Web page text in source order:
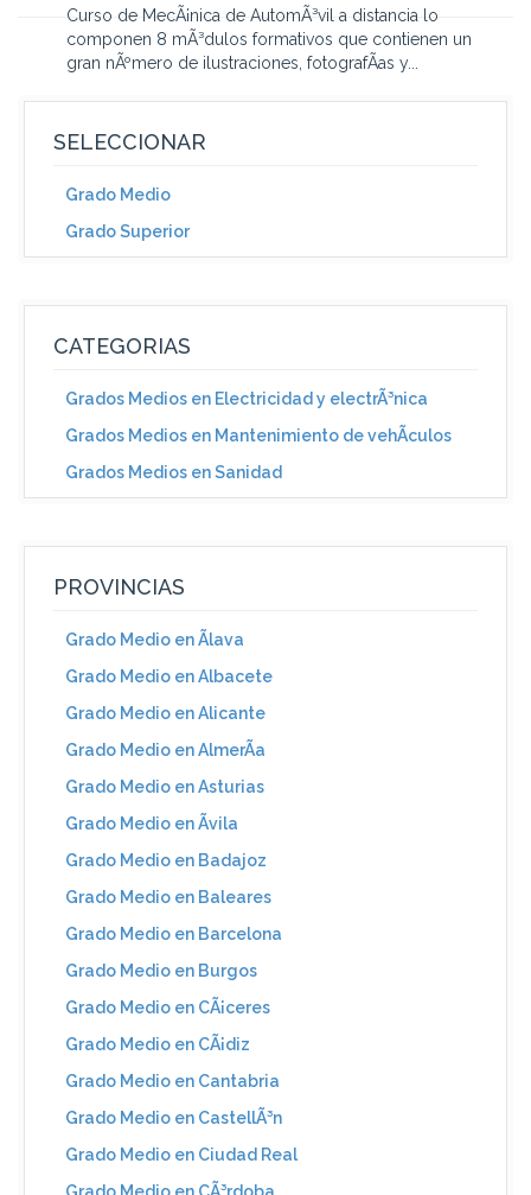
Curso de MecÃ¡nica de AutomÃ³vil a distancia lo
componen 8 mÃ³dulos formativos que contienen un
gran nÃºmero de ilustraciones, fotografÃ­as y...
SELECCIONAR
Grado Medio
Grado Superior
CATEGORIAS
Grados Medios en Electricidad y electrÃ³nica
Grados Medios en Mantenimiento de vehÃ­culos
Grados Medios en Sanidad
PROVINCIAS
Grado Medio en Ãlava
Grado Medio en Albacete
Grado Medio en Alicante
Grado Medio en AlmerÃ­a
Grado Medio en Asturias
Grado Medio en Ãvila
Grado Medio en Badajoz
Grado Medio en Baleares
Grado Medio en Barcelona
Grado Medio en Burgos
Grado Medio en CÃ¡ceres
Grado Medio en CÃ¡diz
Grado Medio en Cantabria
Grado Medio en CastellÃ³n
Grado Medio en Ciudad Real